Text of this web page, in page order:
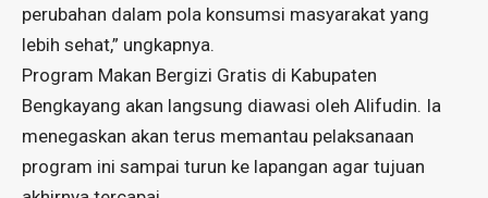
perubahan dalam pola konsumsi masyarakat yang
lebih sehat,” ungkapnya.
Program Makan Bergizi Gratis di Kabupaten
Bengkayang akan langsung diawasi oleh Alifudin. Ia
menegaskan akan terus memantau pelaksanaan
program ini sampai turun ke lapangan agar tujuan